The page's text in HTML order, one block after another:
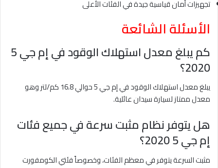
تجهيزات أمان قياسية جيدة في الفئات الأعلى
الأسئلة الشائعة
كم يبلغ معدل استهلاك الوقود في إم جي 5
2020؟
يبلغ معدل استهلاك الوقود في إم جي 5 حوالي 16.8 كم/لتر وهو
معدل ممتاز لسيارة سيدان عائلية.
هل يتوفر نظام مثبت سرعة في جميع فئات
إم جي 5 2020؟
مثبت السرعة يتوفر في معظم الفئات، وخصوصاً فئتي الكومفورت